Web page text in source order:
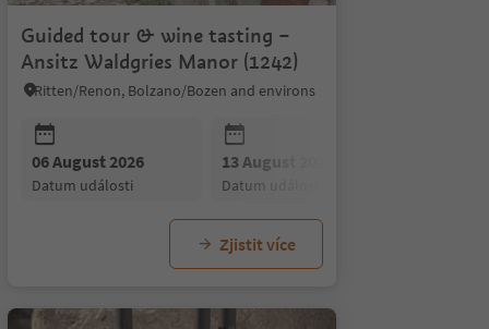
2026 01 October 2026
datum události
datum události datum události
Guided tour & wine tasting –
Ansitz Waldgries Manor (1242)
Ritten/Renon, Bolzano/Bozen and environs
06 August 2026
datum události
13 August 2026
datum události
Zjistit více